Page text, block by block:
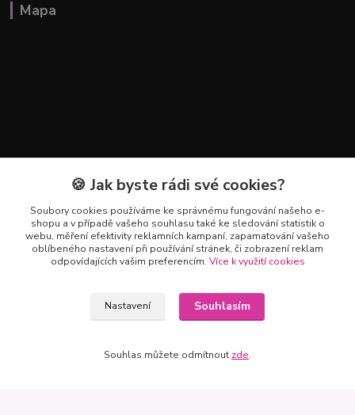
Mapa
Kontakty
🍪 Jak byste rádi své cookies?
Soubory cookies používáme ke správnému fungování našeho e-
shopu a v případě vašeho souhlasu také ke sledování statistik o
webu, měření efektivity reklamních kampaní, zapamatování vašeho
oblíbeného nastavení při používání stránek, či zobrazení reklam
odpovídajících vašim preferencím. Více k využití cookies
Nastavení Souhlasím
Souhlas můžete odmítnout zde.